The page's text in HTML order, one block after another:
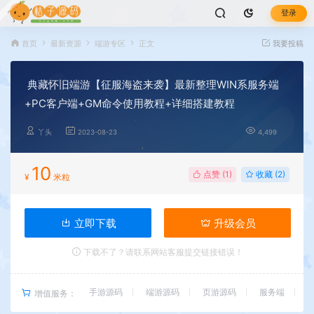
登录
首页 最新资源 端游专区 正文 我要投稿
典藏怀旧端游【征服海盗来袭】最新整理WIN系服务端
+PC客户端+GM命令使用教程+详细搭建教程
丫头 2023-08-23 4,499
¥ 10 米粒 点赞 (1) 收藏 (2)
立即下载 升级会员
下载不了？请联系网站客服提交链接错误！
增值服务： 手游源码 端游源码 页游源码 服务端